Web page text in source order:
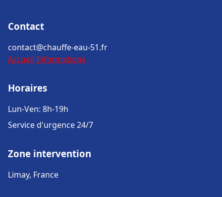
Contact
contact@chauffe-eau-51.fr
Accueil Informations
Horaires
Lun-Ven: 8h-19h
Service d'urgence 24/7
Zone intervention
Limay, France